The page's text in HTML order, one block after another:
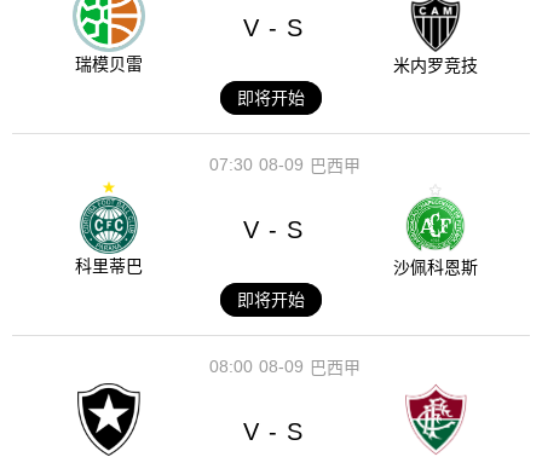
瑞模贝雷
V - S
米内罗竞技
即将开始
08-09
07:30 巴西甲
科里蒂巴
V - S
沙佩科恩斯
即将开始
08-09
08:00 巴西甲
V - S